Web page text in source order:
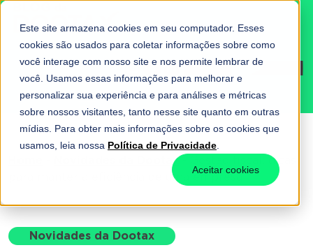
Este site armazena cookies em seu computador. Esses
cookies são usados para coletar informações sobre como
você interage com nosso site e nos permite lembrar de
você. Usamos essas informações para melhorar e
personalizar sua experiência e para análises e métricas
sobre nossos visitantes, tanto nesse site quanto em outras
mídias. Para obter mais informações sobre os cookies que
usamos, leia nossa Política de Privacidade
Aceitar cookies
Fale conosco
Novidades da Dootax-
Gestão fiscal: dicas
para manter a eficiência de uma empresa
Novidades da Dootax